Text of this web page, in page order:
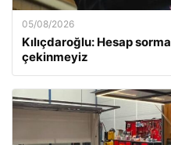
05/08/2026
Kılıçdaroğlu: Hesap
çekinmeyiz